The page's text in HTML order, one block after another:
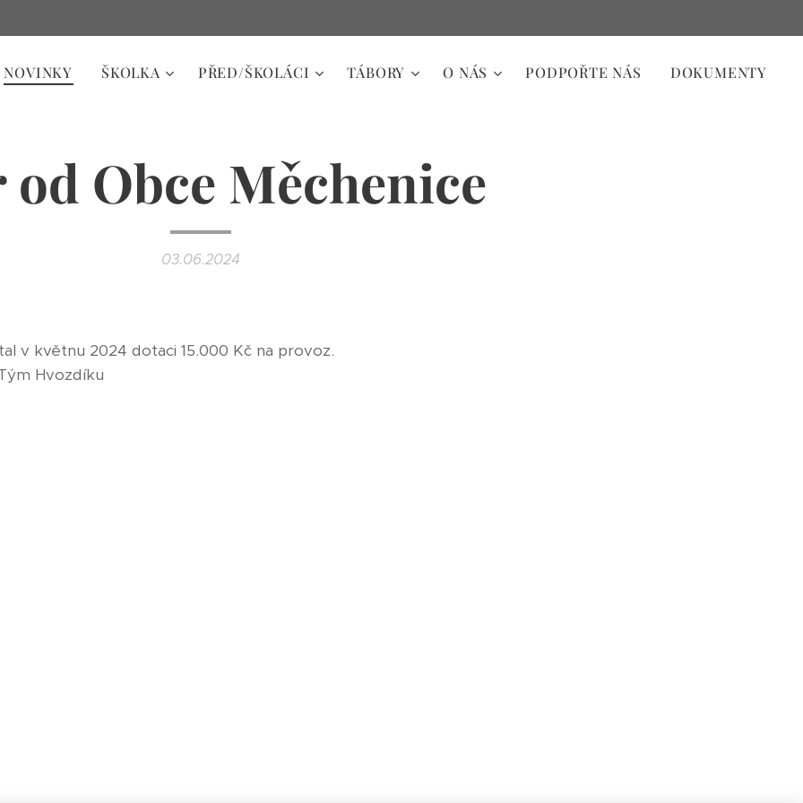
NOVINKY ŠKOLKA PŘED/ŠKOLÁCI TÁBORY O NÁS PODPOŘTE NÁS DOKUMENTY
od Obce Měchenice
03.06.2024
v květnu 2024 dotaci 15.000 Kč na provoz.
Hvozdíku